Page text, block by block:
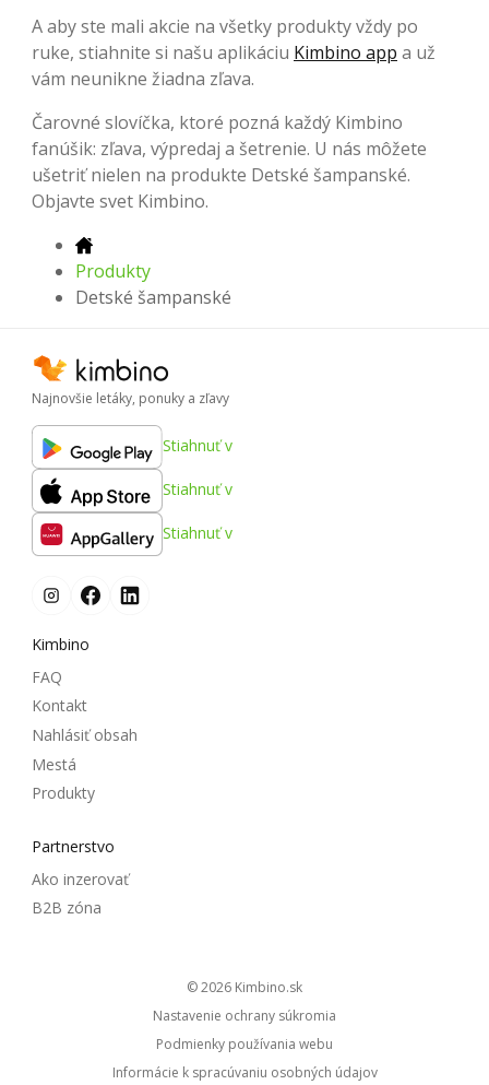
A aby ste mali akcie na všetky produkty vždy po
ruke, stiahnite si našu aplikáciu Kimbino app a už
vám neunikne žiadna zľava.
Čarovné slovíčka, ktoré pozná každý Kimbino
fanúšik: zľava, výpredaj a šetrenie. U nás môžete
ušetriť nielen na produkte Detské šampanské.
Objavte svet Kimbino.
Produkty
Detské šampanské
Najnovšie letáky, ponuky a zľavy
Stiahnuť v
Stiahnuť v
Stiahnuť v
Kimbino
FAQ
Kontakt
Nahlásiť obsah
Mestá
Produkty
Partnerstvo
Ako inzerovať
B2B zóna
© 2026
kimbino.sk
Nastavenie ochrany súkromia
Podmienky používania webu
Informácie k spracúvaniu osobných údajov